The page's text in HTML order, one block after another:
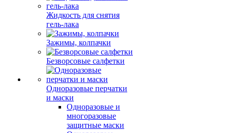
Жидкость для снятия
гель-лака
Зажимы, колпачки
Безворсовые салфетки
Одноразовые перчатки
и маски
Одноразовые и
многоразовые
защитные маски